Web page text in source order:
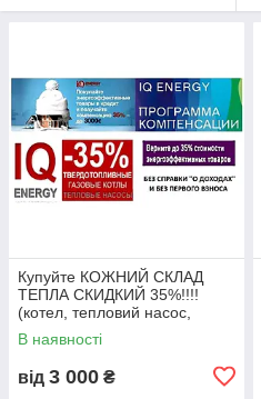
Купуйте КОЖНИЙ СКЛАД
ТЕПЛА СКИДКИЙ 35%!!!!
(котел, тепловий насос,
сонячний колектор)
В наявності
від 3 000 ₴